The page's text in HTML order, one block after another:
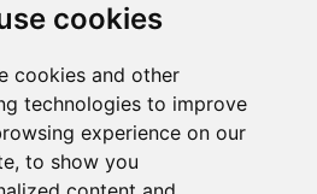
cookies
cookies and other
technologies to improve
experience on our
to show you